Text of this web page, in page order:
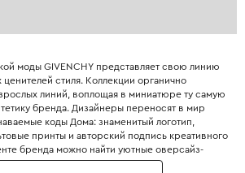
моды GIVENCHY представляет свою линию
стиля. Коллекции органично
линий, воплощая в миниатюре ту самую
бренда. Дизайнеры переносят в мир
коды Дома: знаменитый логотип,
принты и авторский подпись креативного
бренда можно найти уютные оверсайз-
толстовки с лозунгами и стильные